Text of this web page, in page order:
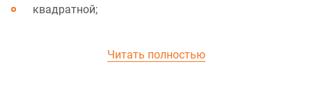
квадратной;